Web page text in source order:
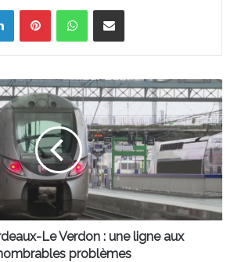
LinkedinPinterestWhatsAppPartager par email
Le Verdon : une ligne aux
problèmes